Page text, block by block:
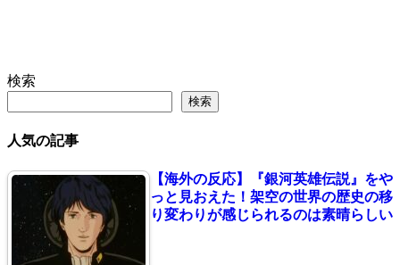
検索
検索
人気の記事
【海外の反応】『銀河英雄伝説』をや
っと見おえた！架空の世界の歴史の移
り変わりが感じられるのは素晴らしい